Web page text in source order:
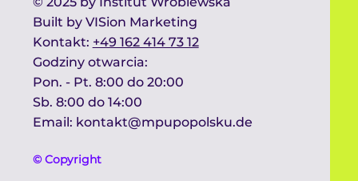
Built by VISion Marketing
Kontakt​: +49 162 414 73 12
Godziny otwarcia:​
Pon. - Pt. 8:00 do 20:00
Sb. 8:00 do 14:00 ​
Email: kontakt@mpupopolsku.de
© Copyright